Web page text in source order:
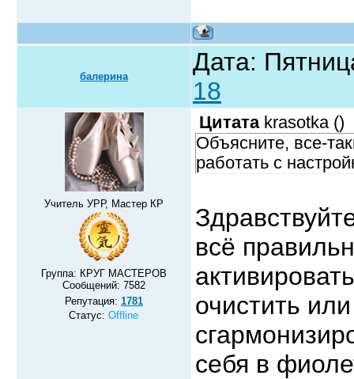
балерина
Дата:
18
Учитель УРР, Мастер КР
Группа: КРУГ МАСТЕРОВ
Сообщений: 7582
Репутация: 1781
Статус:Offline
Цитата krasotka ()
Объясните, все-
работать с
всё
очистить
себя в